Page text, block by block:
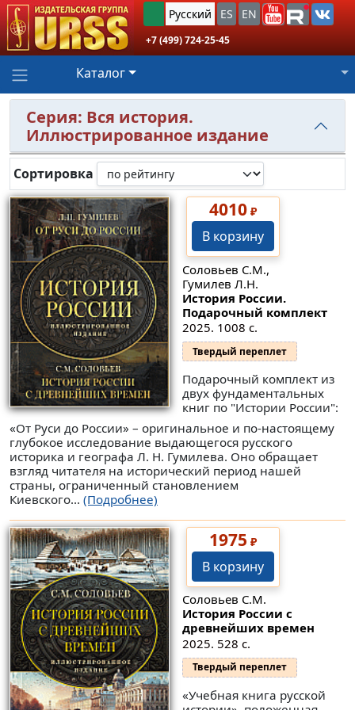
Русский ES EN
+7 (499) 724-25-45
Каталог
Серия: Вся история.
Иллюстрированное издание
Сортировка
4010₽
В корзину
Соловьев С.М.,
Гумилев Л.Н.
История России.
Подарочный комплект
2025. 1008 с.
Твердый переплет
Подарочный комплект из
двух фундаментальных
книг по "Истории России":
«От Руси до России» – оригинальное и по-настоящему
глубокое исследование выдающегося русского
историка и географа Л. Н. Гумилева. Оно обращает
взгляд читателя на исторический период нашей
страны, ограниченный становлением
Киевского... (Подробнее)
1975 ₽
В корзину
Соловьев С.М.
История России с
древнейших времен
2025. 528 с.
Твердый переплет
«Учебная книга русской